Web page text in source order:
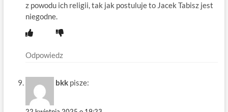
z powodu ich religii, tak jak postuluje to Jacek Tabisz jest
niegodne.
Odpowiedz
bkk pisze: